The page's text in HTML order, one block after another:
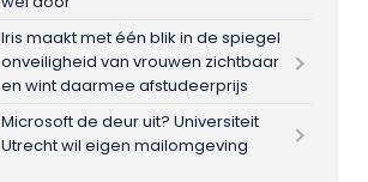
Iris maakt met één blik in de spiegel
onveiligheid van vrouwen zichtbaar
en wint daarmee afstudeerprijs
Microsoft de deur uit? Universiteit
Utrecht wil eigen mailomgeving